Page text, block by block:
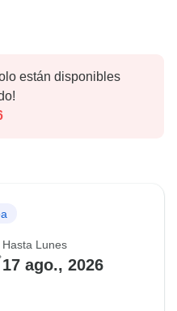
están disponibles
Hasta Lunes
17 ago., 2026